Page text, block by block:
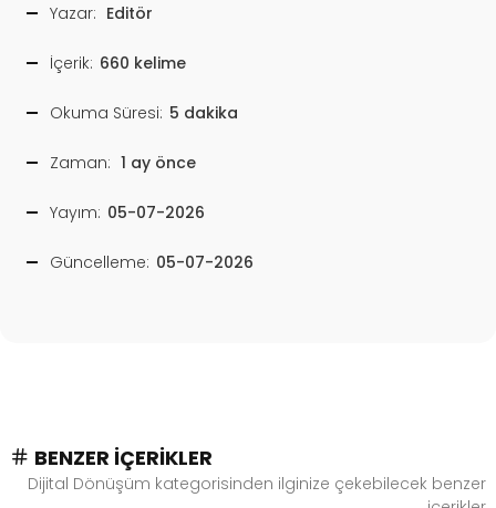
Yazar: Editör
İçerik: 660 kelime
Okuma Süresi: 5 dakika
Zaman: 1 ay önce
Yayım: 05-07-2026
Güncelleme: 05-07-2026
BENZER İÇERIKLER
Dijital Dönüşüm kategorisinden ilginize çekebilecek benzer